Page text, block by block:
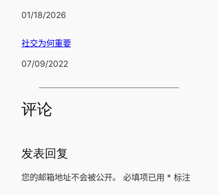
日期
01/18/2026
社交为何重要
日期
07/09/2022
评论
发表回复
您的邮箱地址不会被公开。 必填项已用 * 标注